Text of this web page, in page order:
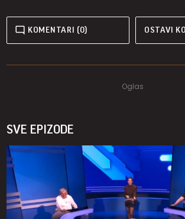
KOMENTARI (0) OSTAVI
SVE EPIZODE